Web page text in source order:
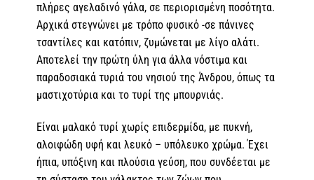
πλήρες αγελαδινό γάλα, σε περιορισμένη ποσότητα.
Αρχικά στεγνώνει με τρόπο φυσικό -σε πάνινες
τσαντίλες και κατόπιν, ζυμώνεται με λίγο αλάτι.
Αποτελεί την πρώτη ύλη για άλλα νόστιμα και
παραδοσιακά τυριά του νησιού της Άνδρου, όπως τα
μαστιχοτύρια και το τυρί της μπουρνιάς.
Είναι μαλακό τυρί χωρίς επιδερμίδα, με πυκνή,
αλοιφώδη υφή και λευκό – υπόλευκο χρώμα. Έχει
ήπια, υπόξινη και πλούσια γεύση, που συνδέεται με